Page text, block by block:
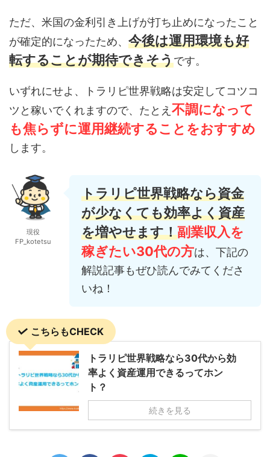
ただ、米国の金利引き上げが打ち止めになったこと
が確定的になったため、 今後は運用環境も好
転することが期待できそうです。
いずれにせよ、トラリピ世界戦略は安定してコツコ
ツと稼いでくれますので、たとえ 不調になって
も焦らずに運用継続することをおすすめ
します。
現役
FP_kotetsu
トラリピ世界戦略なら資金
が少なくても効率よく資産
を増やせます！副業収入を
稼ぎたい30代の方は、下記の
解説記事もぜひ読んでみてくださ
いね！
こちらもCHECK
トラリピ世界戦略なら30代から効
率よく資産運用できるってホン
ト？
続きを見る